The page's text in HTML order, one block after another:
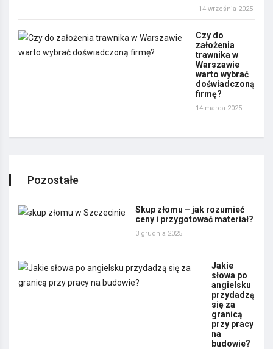
14 września 2025
Czy do
założenia
trawnika w
Warszawie
warto wybrać
doświadczoną
firmę?
14 marca 2025
Pozostałe
Skup złomu – jak rozumieć
ceny i przygotować materiał?
3 grudnia 2025
Jakie
słowa po
angielsku
przydadzą
się za
granicą
przy pracy
na
budowie?